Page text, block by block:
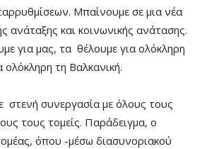
Μπαίνουμε σε μια νέα
ανάταξης και κοινωνικής ανάτασης.
για μας, τα θέλουμε για ολόκληρη
ολόκληρη τη Βαλκανική.
στενή συνεργασία με όλους τους
τους τομείς. Παράδειγμα, ο
όπου -μέσω διασυνοριακού